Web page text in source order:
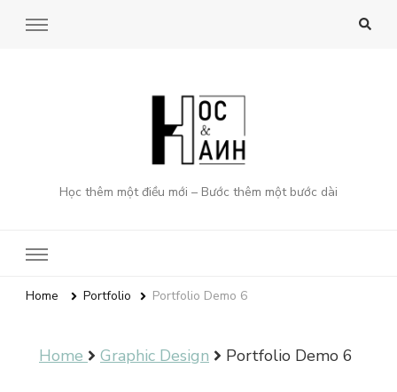
Học thêm một điều mới – Bước thêm một bước dài
Home Portfolio Portfolio Demo 6
Home Graphic Design Portfolio Demo 6